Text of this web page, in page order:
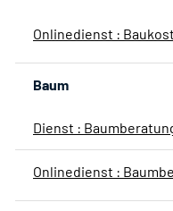
Onlinedienst :
Baum
Dienst :
Onlinedienst :